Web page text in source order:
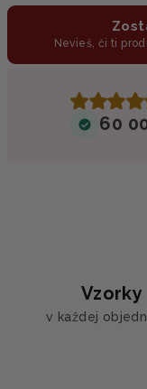
Nevieš, či ti
60
Vzorky
v každej